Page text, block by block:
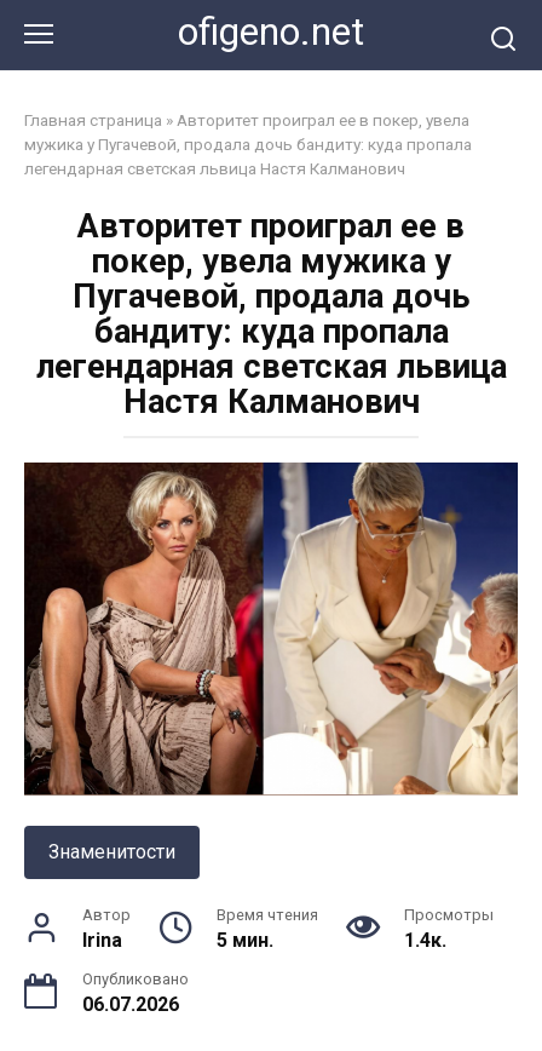
контенту
ofigeno.net
Главная страница » Авторитет проиграл ее в покер, увела
мужика у Пугачевой, продала дочь бандиту: куда пропала
легендарная светская львица Настя Калманович
Авторитет проиграл ее в
покер, увела мужика у
Пугачевой, продала дочь
бандиту: куда пропала
легендарная светская львица
Настя Калманович
Знаменитости
Автор
Irina
Время чтения
5 мин.
Просмотры
1.4к.
Опубликовано
06.07.2026